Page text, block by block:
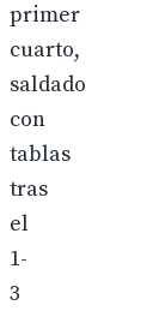
primer
cuarto,
saldado
con
tablas
tras
el
1-
3